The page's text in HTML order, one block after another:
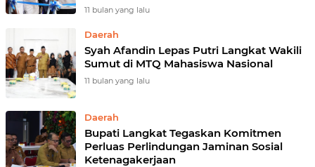
11 bulan yang lalu
Daerah
Syah Afandin Lepas Putri Langkat Wakili
Sumut di MTQ Mahasiswa Nasional
11 bulan yang lalu
Daerah
Bupati Langkat Tegaskan Komitmen
Perluas Perlindungan Jaminan Sosial
Ketenagakerjaan